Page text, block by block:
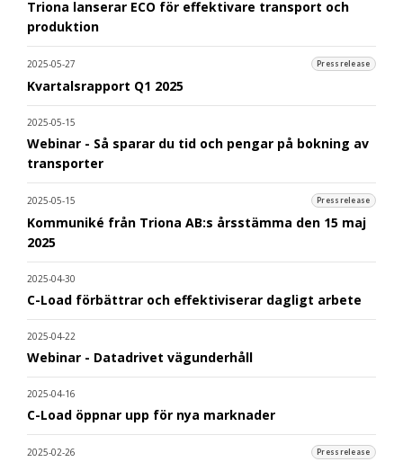
Triona lanserar ECO för effektivare transport och
produktion
2025-05-27 Pressrelease
Kvartalsrapport Q1 2025
2025-05-15
Webinar - Så sparar du tid och pengar på bokning av
transporter
2025-05-15 Pressrelease
Kommuniké från Triona AB:s årsstämma den 15 maj
2025
2025-04-30
C-Load förbättrar och effektiviserar dagligt arbete
2025-04-22
Webinar - Datadrivet vägunderhåll
2025-04-16
C-Load öppnar upp för nya marknader
2025-02-26 Pressrelease